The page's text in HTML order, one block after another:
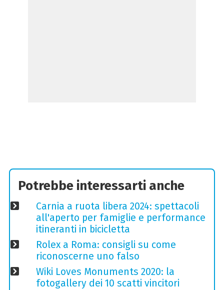
Potrebbe interessarti anche
Carnia a ruota libera 2024: spettacoli
all'aperto per famiglie e performance
itineranti in bicicletta
Rolex a Roma: consigli su come
riconoscerne uno falso
Wiki Loves Monuments 2020: la
fotogallery dei 10 scatti vincitori